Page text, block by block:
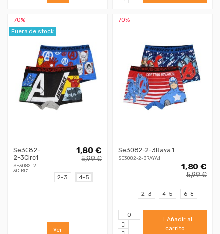
-70%
Fuera de stock
Se3082-
2-3Circ1
SE3082-2-
3CIRC1
1,80 €
5,99 €
2-3 4-5
Ver
-70%
Se3082-2-3Raya.1
SE3082-2-3RAYA.1
1,80 €
5,99 €
2-3 4-5 6-8
Añadir al
carrito